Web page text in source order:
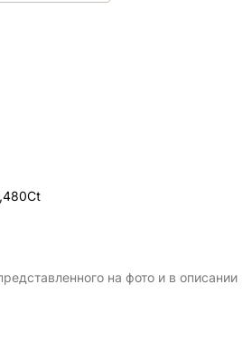
на фото и в описании